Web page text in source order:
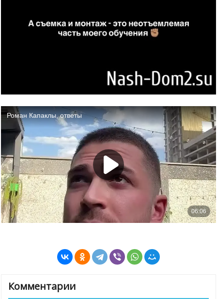
Комментарии